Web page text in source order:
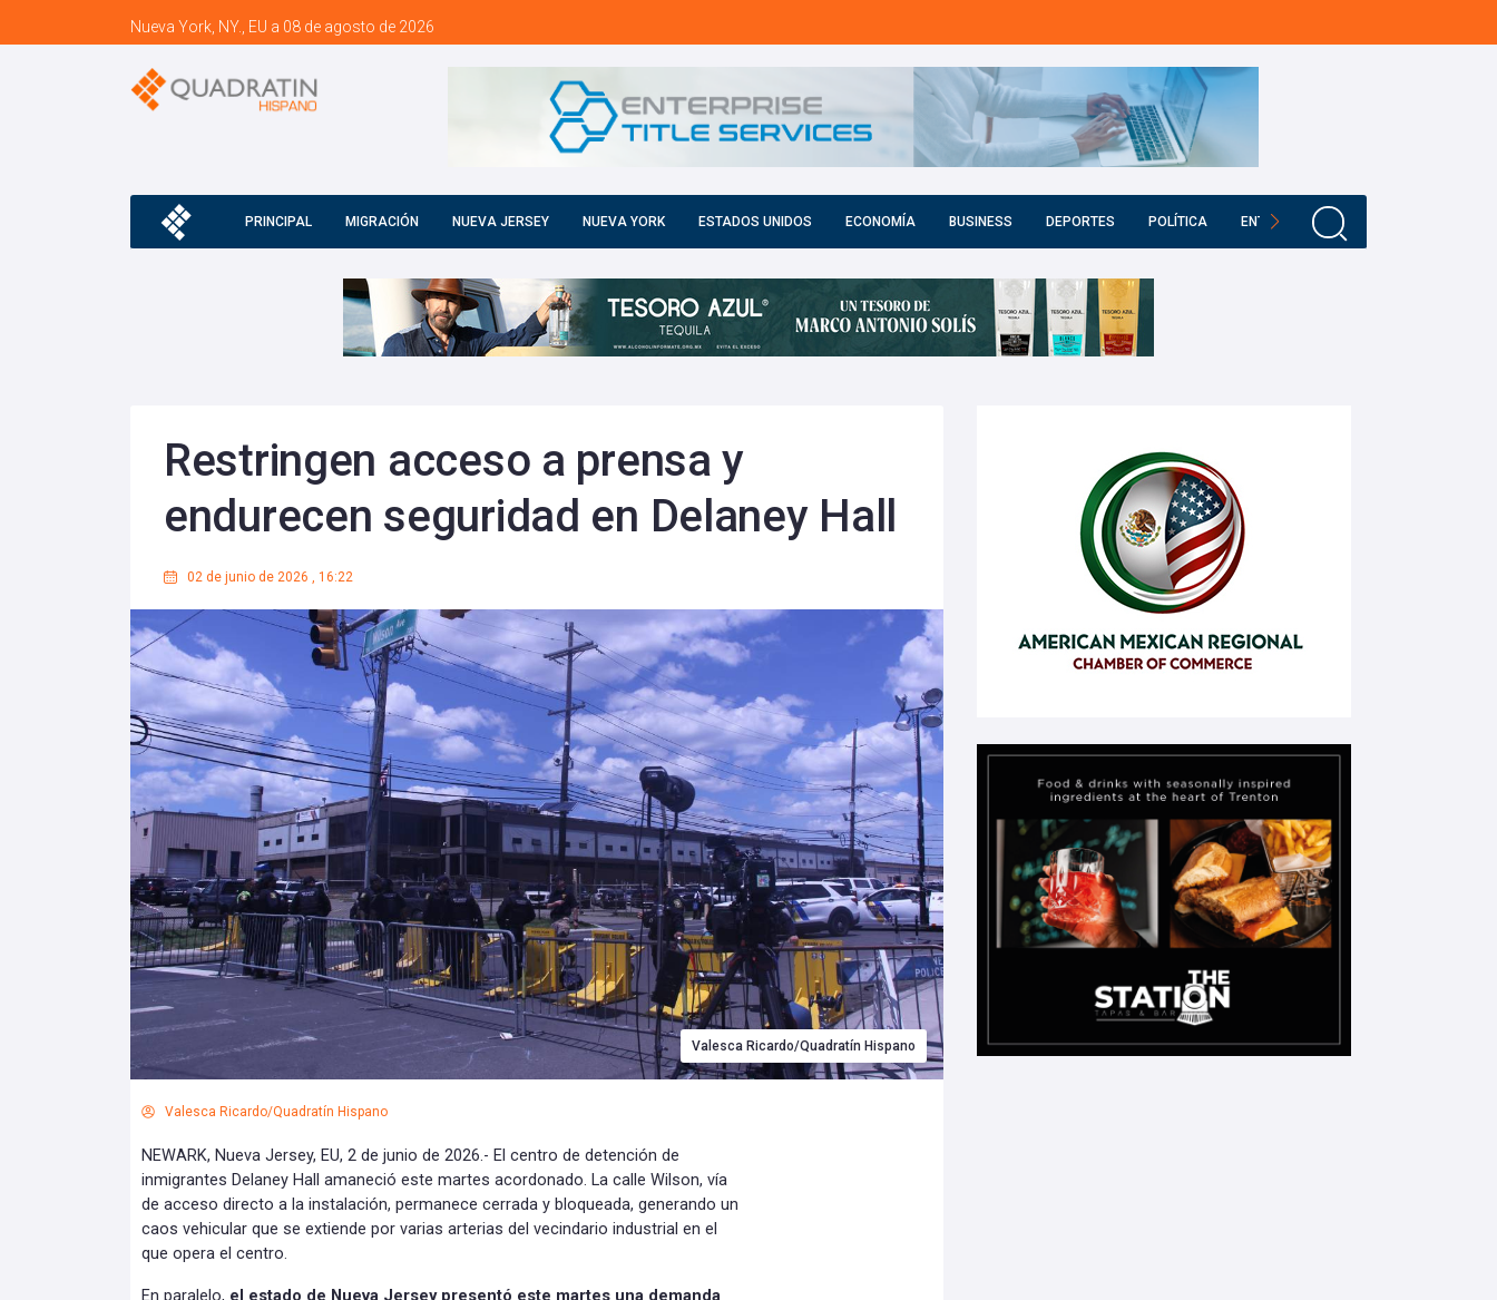
Nueva York, NY., EU a 08 de agosto de 2026
PRINCIPAL MIGRACIÓN NUEVA JERSEY NUEVA YORK ESTADOS UNIDOS ECONOMÍA BUSINESS DEPORTES POLÍTICA ENTRETENIMIENTO
Restringen acceso a prensa y
endurecen seguridad en Delaney Hall
02 de junio de 2026 , 16:22
Valesca Ricardo/Quadratín Hispano
Valesca Ricardo/Quadratín Hispano
NEWARK, Nueva Jersey, EU, 2 de junio de 2026.- El centro de detención de
inmigrantes Delaney Hall amaneció este martes acordonado. La calle Wilson, vía
de acceso directo a la instalación, permanece cerrada y bloqueada, generando un
caos vehicular que se extiende por varias arterias del vecindario industrial en el
que opera el centro.
En paralelo, el estado de Nueva Jersey presentó este martes una demanda